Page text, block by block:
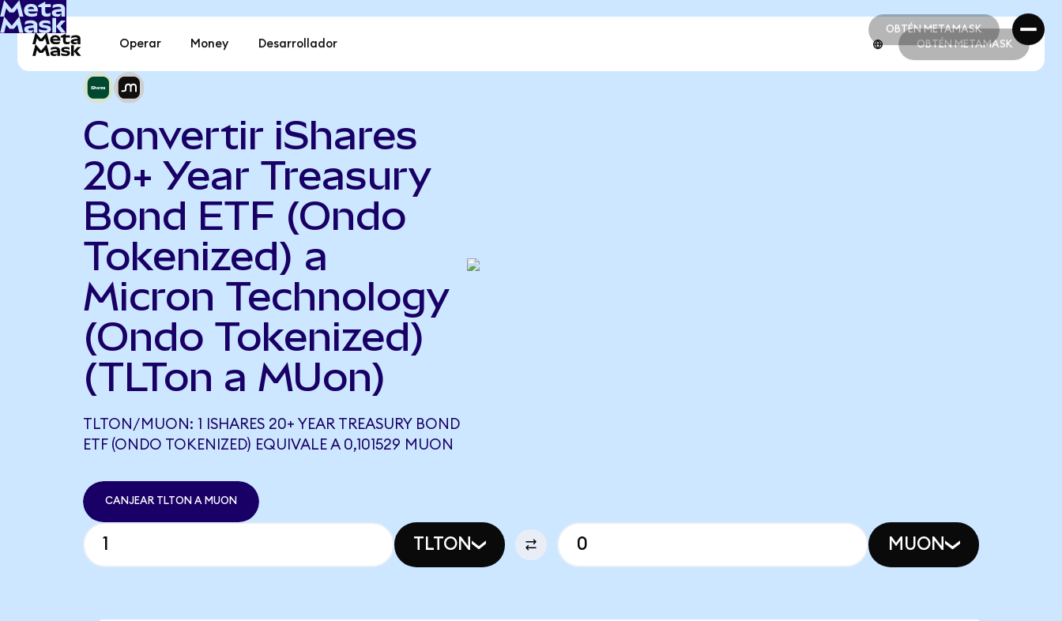
OBTÉN METAMASK
OBTÉN METAMASK
Operar Money Desarrollador OBTÉN METAMASK
Convertir iShares
20+ Year Treasury
Bond ETF (Ondo
Tokenized) a
Micron Technology
(Ondo Tokenized)
(TLTon a MUon)
TLTON/MUON: 1 ISHARES 20+ YEAR TREASURY BOND
ETF (ONDO TOKENIZED) EQUIVALE A 0,101529 MUON
CANJEAR TLTON A MUON
TLTON MUON